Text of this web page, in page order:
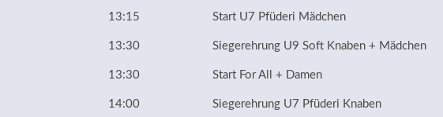
13:15 Start U7 Pfüderi Mädchen
13:30 Siegerehrung U9 Soft Knaben + Mädchen
13:30 Start For All + Damen
14:00 Siegerehrung U7 Pfüderi Knaben